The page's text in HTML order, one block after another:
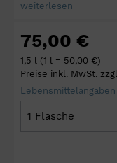
weiterlesen
75,00 €
1,5 l (1 l = 50,00 €)
Preise inkl. MwSt.
Lebensmittelangaben